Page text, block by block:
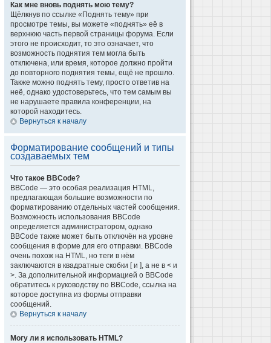
Как мне вновь поднять мою тему?
Щёлкнув по ссылке «Поднять тему» при
просмотре темы, вы можете «поднять» её в
верхнюю часть первой страницы форума. Если
этого не происходит, то это означает, что
возможность поднятия тем могла быть
отключена, или время, которое должно пройти
до повторного поднятия темы, ещё не прошло.
Также можно поднять тему, просто ответив на
неё, однако удостоверьтесь, что тем самым вы
не нарушаете правила конференции, на
которой находитесь.
Вернуться к началу
Форматирование сообщений и типы
создаваемых тем
Что такое BBCode?
BBCode — это особая реализация HTML,
предлагающая большие возможности по
форматированию отдельных частей сообщения.
Возможность использования BBCode
определяется администратором, однако
BBCode также может быть отключён на уровне
сообщения в форме для его отправки. BBCode
очень похож на HTML, но теги в нём
заключаются в квадратные скобки [ и ], а не в < и
>. За дополнительной информацией о BBCode
обратитесь к руководству по BBCode, ссылка на
которое доступна из формы отправки
сообщений.
Вернуться к началу
Могу ли я использовать HTML?